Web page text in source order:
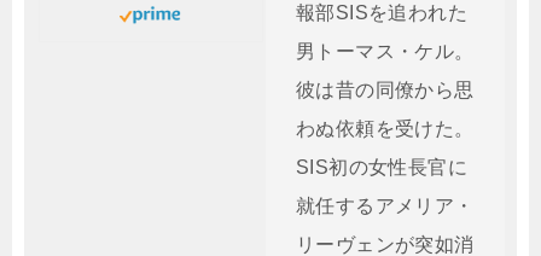
報部SISを追われた
男トーマス・ケル。
彼は昔の同僚から思
わぬ依頼を受けた。
SIS初の女性長官に
就任するアメリア・
リーヴェンが突如消